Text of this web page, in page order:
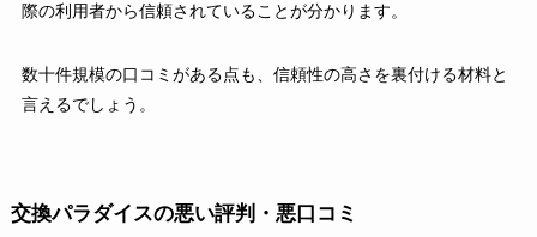
際の利用者から信頼されていることが分かります。
数十件規模の口コミがある点も、信頼性の高さを裏付ける材料と
言えるでしょう。
交換パラダイスの悪い評判・悪口コミ